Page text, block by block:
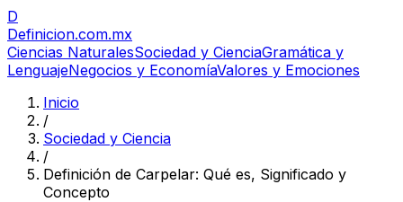
D
Definicion.com.mx
Ciencias NaturalesSociedad y CienciaGramática y
LenguajeNegocios y EconomíaValores y Emociones
Inicio
/
Sociedad y Ciencia
/
Definición de Carpelar: Qué es, Significado y
Concepto